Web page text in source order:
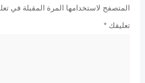
المتصفح لاستخدامها المرة المقبلة في
تعليقك *